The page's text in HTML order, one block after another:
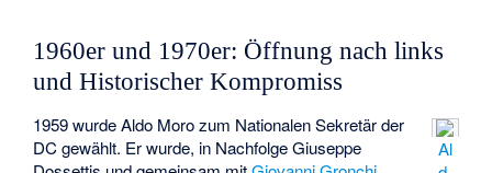
1960er und 1970er: Öffnung nach links
und Historischer Kompromiss
Al
1959 wurde Aldo Moro zum Nationalen Sekretär der
DC gewählt. Er wurde, in NachfolgeGiuseppe